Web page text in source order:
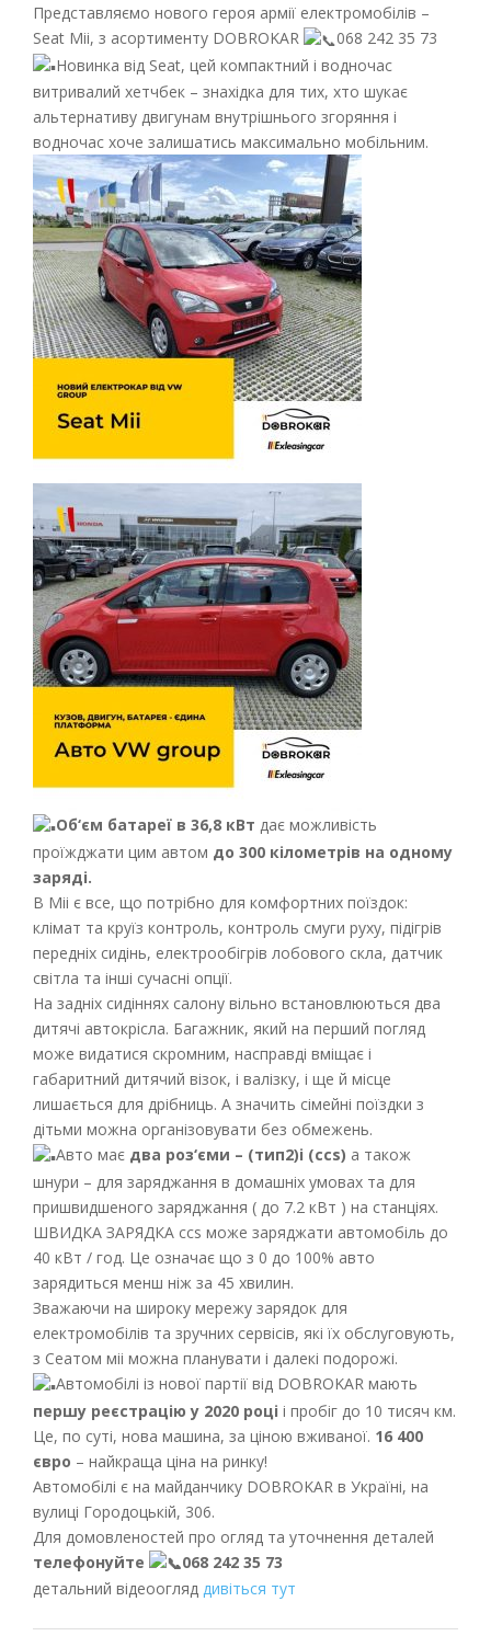
Представляємо нового героя армії електромобілів –
Seat Mii, з асортименту DOBROKAR
068 242 35 73
Новинка від Seat, цей компактний і водночас
витривалий хетчбек – знахідка для тих, хто шукає
альтернативу двигунам внутрішнього згоряння і
водночас хоче залишатись максимально мобільним.
Об‘єм батареї в 36,8 кВт дає можливість
проїжджати цим автом до 300 кілометрів на одному
заряді.
В Mii є все, що потрібно для комфортних поїздок:
клімат та круїз контроль, контроль смуги руху, підігрів
передніх сидінь, електрообігрів лобового скла, датчик
світла та інші сучасні опції.
На задніх сидіннях салону вільно встановлюються два
дитячі автокрісла. Багажник, який на перший погляд
може видатися скромним, насправді вміщає і
габаритний дитячий візок, і валізку, і ще й місце
лишається для дрібниць. А значить сімейні поїздки з
дітьми можна організовувати без обмежень.
Авто має два роз‘єми – (тип2)і (ccs) а також
шнури – для заряджання в домашніх умовах та для
пришвидшеного заряджання ( до 7.2 кВт ) на станціях.
ШВИДКА ЗАРЯДКА ccs може заряджати автомобіль до
40 кВт / год. Це означає що з 0 до 100% авто
зарядиться менш ніж за 45 хвилин.
Зважаючи на широку мережу зарядок для
електромобілів та зручних сервісів, які їх обслуговують,
з Сеатом міі можна планувати і далекі подорожі.
Автомобілі із нової партії від DOBROKAR мають
першу реєстрацію у 2020 році і пробіг до 10 тисяч км.
Це, по суті, нова машина, за ціною вживаної. 16 400
євро – найкраща ціна на ринку!
Автомобілі є на майданчику DOBROKAR в Україні, на
вулиці Городоцькій, 306.
Для домовленостей про огляд та уточнення деталей
телефонуйте
068 242 35 73
детальний відеоогляд дивіться тут